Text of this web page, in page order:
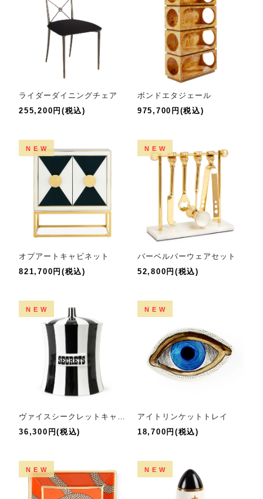
ライダーダイニングチェア
255,200円(税込)
ボンドエタジェール
975,700円(税込)
NEW
オプアートキャビネット
821,700円(税込)
NEW
バーベルバーウェアセット
52,800円(税込)
NEW
ヴァイスシークレットキャニスター
36,300円(税込)
NEW
アイトリンケットトレイ
18,700円(税込)
NEW NEW